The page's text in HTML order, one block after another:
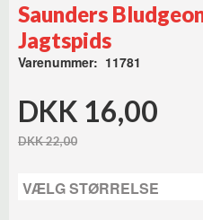
Saunders
Jagtspids
Varenummer: 11781
DKK 16,00
DKK 22,00